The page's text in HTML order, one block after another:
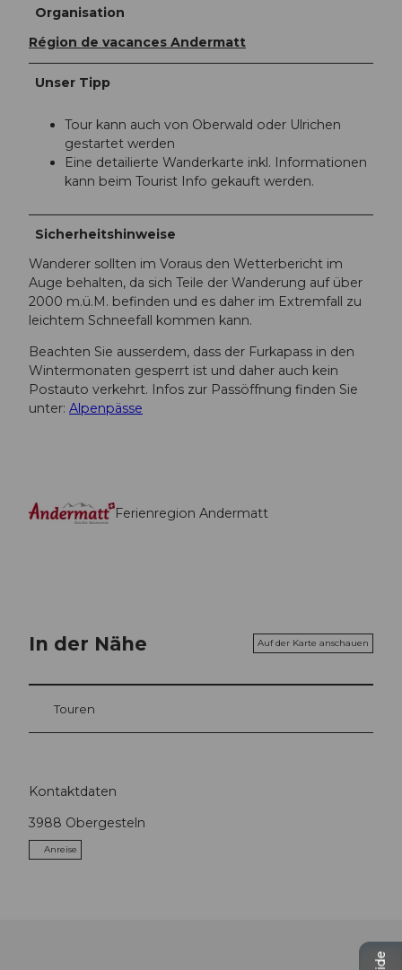
Organisation
Région de vacances Andermatt
Unser Tipp
Tour kann auch von Oberwald oder Ulrichen
gestartet werden
Eine detailierte Wanderkarte inkl. Informationen
kann beim Tourist Info gekauft werden.
Sicherheitshinweise
Wanderer sollten im Voraus den Wetterbericht im
Auge behalten, da sich Teile der Wanderung auf über
2000 m.ü.M. befinden und es daher im Extremfall zu
leichtem Schneefall kommen kann.
Beachten Sie ausserdem, dass der Furkapass in den
Wintermonaten gesperrt ist und daher auch kein
Postauto verkehrt. Infos zur Passöffnung finden Sie
unter: Alpenpässe
Ferienregion Andermatt
In der Nähe Auf der Karte anschauen
Touren
Kontaktdaten
3988 Obergesteln
Anreise